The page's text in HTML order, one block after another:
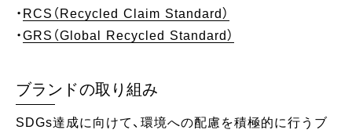
・ RCS（Recycled Claim Standard）
・GRS（Global Recycled Standard）
ブランドの取り組み
SDGs達成に向けて、環境への配慮を積極的に行うブ